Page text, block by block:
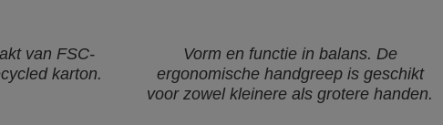
van FSC-
karton.
Vorm en functie in balans. De
ergonomische handgreep is geschikt
voor zowel kleinere als grotere handen.